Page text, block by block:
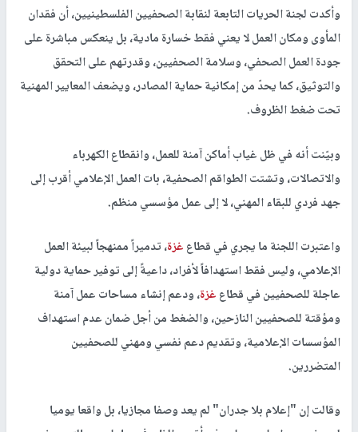
وأكدت لجنة الحريات التابعة لنقابة الصحفيين الفلسطينيين، أن فقدان
المأوى ومكان العمل لا يعني فقط خسارة مادية، بل ينعكس مباشرة على
جودة العمل الصحفي، وسلامة الصحفيين، وقدرتهم على التحقق
والتوثيق، كما يحدّ من إمكانية حماية المصادر، ويضعف المعايير المهنية
تحت ضغط الظروف.
وبيّنت أنه في ظل غياب أماكن آمنة للعمل، وانقطاع الكهرباء
والاتصالات، وتشتت الطواقم الصحفية، بات العمل الإعلامي أقرب إلى
جهد فردي للبقاء المهني، لا إلى عمل مؤسسي منظم.
واعتبرت اللجنة ما يجري في قطاعغزة، تدميراً ممنهجاً لبيئة العمل
الإعلامي، وليس فقط استهدافاً لأفراد، داعيةً إلى توفير حماية دولية
عاجلة للصحفيين في قطاعغزة، ودعم إنشاء مساحات عمل آمنة
ومؤقتة للصحفيين النازحين، والضغط من أجل ضمان عدم استهداف
المؤسسات الإعلامية، وتقديم دعم نفسي ومهني للصحفيين
المتضررين.
وقالت إن "إعلام بلا جدران" لم يعد وصفا مجازيا، بل واقعا يوميا